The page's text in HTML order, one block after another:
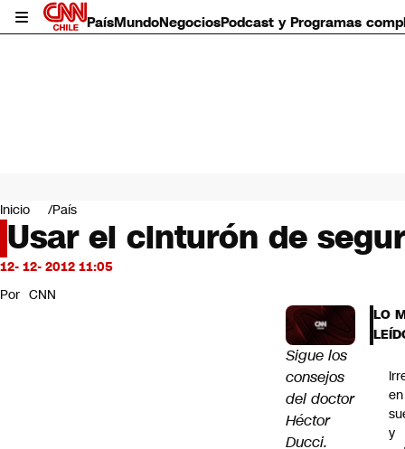
PaísMundoNegociosPodcast y Programas
Mundo
Negocios
Deportes
Programas completos
Servicios
Inicio País
Usar el cinturón de
12- 12- 2012 11:05
Por CNN
Sigue los
consejos
del doctor
Héctor
Ducci.
LO
en
y